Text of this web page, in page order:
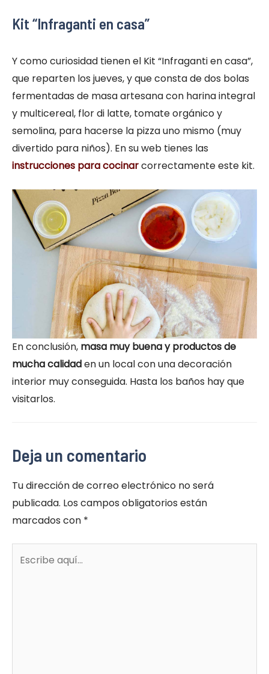
Kit “Infraganti en casa”
Y como curiosidad tienen el Kit “Infraganti en casa”,
que reparten los jueves, y que consta de dos bolas
fermentadas de masa artesana con harina integral
y multicereal, flor di latte, tomate orgánico y
semolina, para hacerse la pizza uno mismo (muy
divertido para niños). En su web tienes las
instrucciones para cocinarcorrectamente este kit.
En conclusión, masa muy buena y productos de
mucha calidaden un local con una decoración
interior muy conseguida. Hasta los baños hay que
visitarlos.
Deja un comentario
Tu dirección de correo electrónico no será
publicada. Los campos obligatorios están
marcados con *